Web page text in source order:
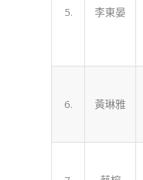
5. 李東晏
6. 黃琳雅